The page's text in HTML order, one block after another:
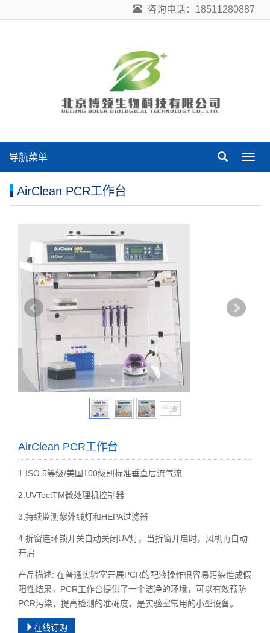
咨询电话：18511280887
导
导航菜单
AirClean PCR工作台
AirClean PCR工作台
1.ISO 5等级/美国100级别标准垂直层流气流
2.UVTectTM微处理机控制器
3.持续监测紫外线灯和HEPA过滤器
4.折窗连环锁开关自动关闭UV灯，当折窗开启时，风机再自动
开启
产品描述: 在普通实验室开展PCR的配液操作很容易污染造成假
阳性结果，PCR工作台提供了一个洁净的环境，可以有效预防
PCR污染，提高检测的准确度，是实验室常用的小型设备。
在线订购